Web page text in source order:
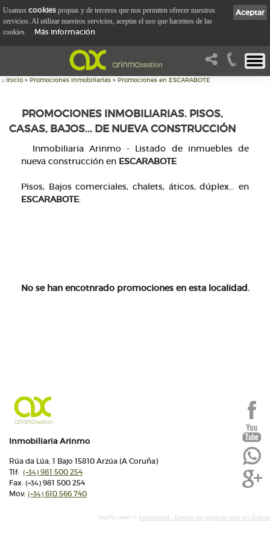
:: Inicio > Promociones inmobiliarias > Promociones en ESCARABOTE
PROMOCIONES INMOBILIARIAS. PISOS,
CASAS, BAJOS... DE NUEVA CONSTRUCCIÓN
Inmobiliaria Arinmo - Listado de inmuebles de
nueva construcción en ESCARABOTE
Pisos, Bajos comerciales, chalets, áticos, dúplex... en
ESCARABOTE:
No se han encotnrado promociones en esta localidad.
Inmobiliaria Arinmo
Rúa da Lúa, 1 Bajo 15810 Arzúa (A Coruña)
Tlf: (+34) 981 500 254
Fax: (+34) 981 500 254
Mov: (+34) 610 566 740
Diseño web:-> kantaronet - Diseño de páginas web en Galicia
Aceptar
Usamos cookies propias y de terceros que nos permiten ofrecer nuestros
servicios. Al utilizar nuestros servicios, aceptas el uso que hacemos de las
cookies.
Más información